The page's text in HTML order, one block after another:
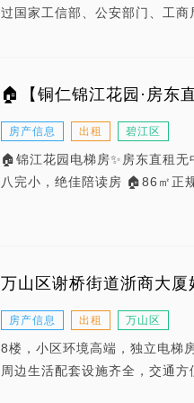
过国家工信部、公安部门、工
🏠【铜仁锦江花园·房东直
房产信息 出租 碧江区
🏠锦江花园电梯房✨房东直租
八完小，绝佳陪读房 🏠86㎡正
万山区谢桥街道浙商大厦
房产信息 出租 万山区
8楼，小区环境高端，独立电梯
周边生活配套设施齐全，交通